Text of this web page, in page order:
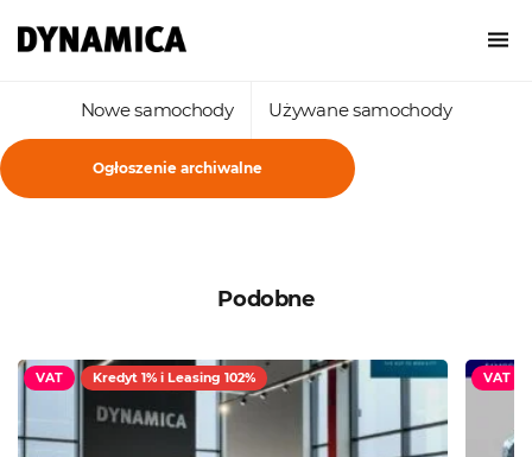
Nowe samochody Używane samochody
Ogłoszenie archiwalne
Podobne
VAT Kredyt 1% i Leasing 102% VAT